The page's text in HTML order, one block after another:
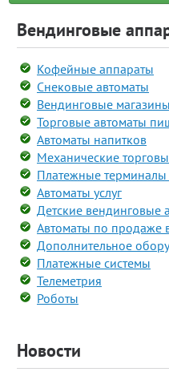
Вендинговые
Кофейные аппараты
Снековые автоматы
Вендинговые магазины
Торговые автоматы
Автоматы напитков
Механические
Платежные терминалы
Автоматы услуг
Детские вендинговые
Автоматы по продаже
Дополнительное
Платежные системы
Телеметрия
Роботы
Новости